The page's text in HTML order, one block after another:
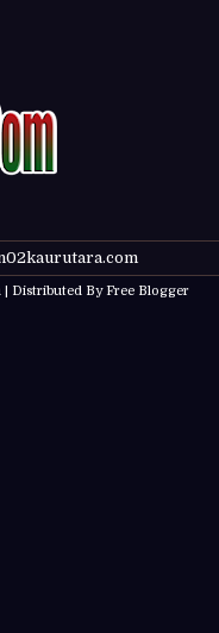
| Distributed ByFree Blogger